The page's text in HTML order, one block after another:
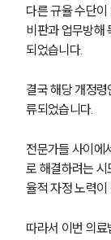
다른 규율 수단
비판과 업무방해
되었습니다.
결국 해당 개정
류되었습니다.
전문가들 사이에
로 해결하려는
율적 자정 노력이
따라서 이번 의